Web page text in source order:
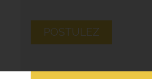
POSTULEZ